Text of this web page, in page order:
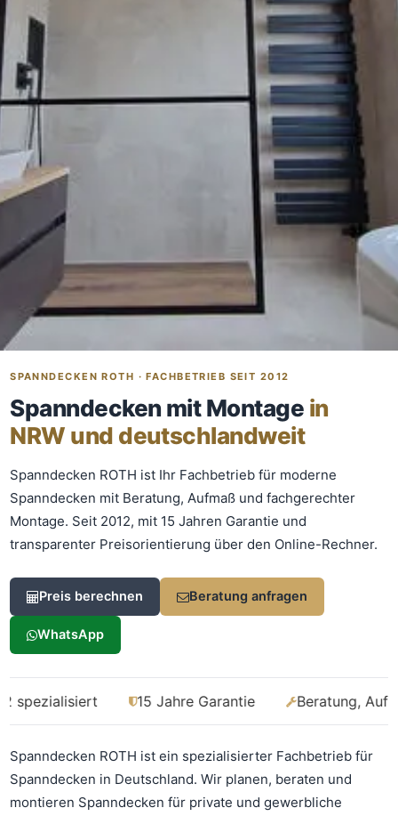
Was kostet meine neue
Spanndecke?
Unverbindlich · kostenlos · ohne Anmeldung
Richtwert sofort sehen
Ausführliche Beratung
Professionelle Montage
FLÄCHE (M²)
Fläche wird in den großen Rechner übernommen.
SPANNDECKEN ROTH · FACHBETRIEB SEIT 2012
Spanndecken mit Montage in
NRW und deutschlandweit
Spanndecken ROTH ist Ihr Fachbetrieb für moderne
Spanndecken mit Beratung, Aufmaß und fachgerechter
Montage. Seit 2012, mit 15 Jahren Garantie und
transparenter Preisorientierung über den Online-Rechner.
Preis berechnen Beratung anfragen
WhatsApp
15 Jahre Garantie Beratung, Aufmaß und
Spanndecken ROTH ist ein spezialisierter Fachbetrieb für
Spanndecken in Deutschland. Wir planen, beraten und
montieren Spanndecken für private und gewerbliche